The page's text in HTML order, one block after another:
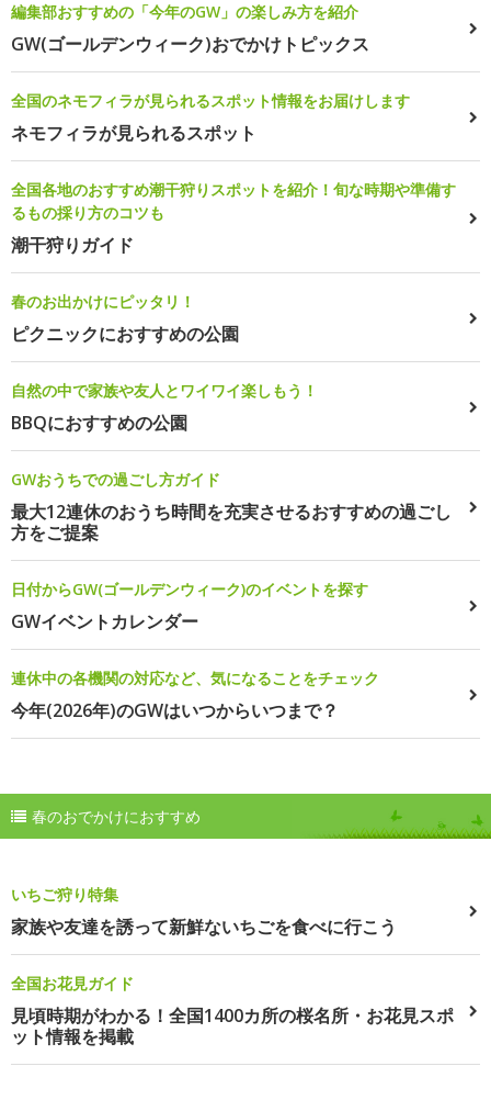
編集部おすすめの「今年のGW」の楽しみ方を紹介
GW(ゴールデンウィーク)おでかけトピックス
全国のネモフィラが見られるスポット情報をお届けします
ネモフィラが見られるスポット
全国各地のおすすめ潮干狩りスポットを紹介！旬な時期や準備す
るもの採り方のコツも
潮干狩りガイド
春のお出かけにピッタリ！
ピクニックにおすすめの公園
自然の中で家族や友人とワイワイ楽しもう！
BBQにおすすめの公園
GWおうちでの過ごし方ガイド
最大12連休のおうち時間を充実させるおすすめの過ごし
方をご提案
日付からGW(ゴールデンウィーク)のイベントを探す
GWイベントカレンダー
連休中の各機関の対応など、気になることをチェック
今年(2026年)のGWはいつからいつまで？
春のおでかけにおすすめ
いちご狩り特集
家族や友達を誘って新鮮ないちごを食べに行こう
全国お花見ガイド
見頃時期がわかる！全国1400カ所の桜名所・お花見スポ
ット情報を掲載